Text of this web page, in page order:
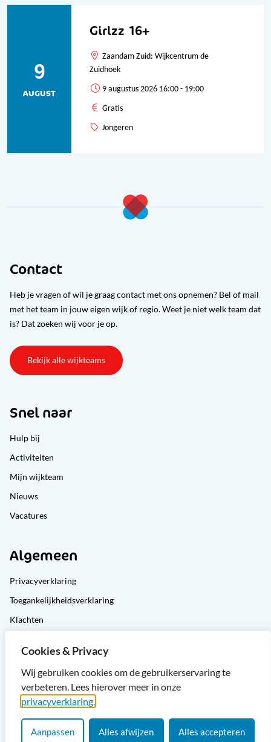
Cookies & Privacy
Wij gebruiken cookies om de gebruikerservaring te
verbeteren. Lees hierover meer in onze
privacyverklaring.
Aanpassen Alles afwijzen Alles accepteren
Girlzz 16+
9
AUGUST
Zaandam Zuid: Wijkcentrum de
Zuidhoek
9 augustus 2026 16:00 - 19:00
Gratis
Jongeren
Contact
Heb je vragen of wil je graag contact met ons opnemen? Bel of mail
met het team in jouw eigen wijk of regio. Weet je niet welk team dat
is? Dat zoeken wij voor je op.
Bekijk alle wijkteams
Snel naar
Hulp bij
Activiteiten
Mijn wijkteam
Nieuws
Vacatures
Algemeen
Privacyverklaring
Toegankelijkheidsverklaring
Klachten
Sitemap